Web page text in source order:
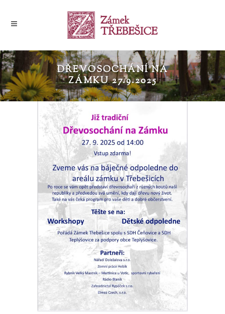
DŘEVOSOCHÁNÍ NA
ZÁMKU 27.9.2025